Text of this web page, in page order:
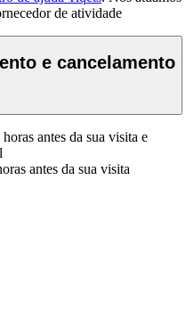
de atividade
e cancelamento
antes da sua visita e
antes da sua visita